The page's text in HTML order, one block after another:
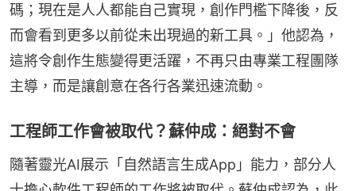
碼；現在是人人都能自己實現，創作門檻下降後，反
而會看到更多以前從未出現過的新工具。」他認為，
這將令創作生態變得更活躍，不再只由專業工程團隊
主導，而是讓創意在各行各業迅速流動。
工程師工作會被取代？蘇仲成：絕對不會
隨著靈光AI展示「自然語言生成App」能力，部分人